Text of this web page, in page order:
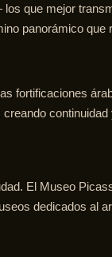
que mejor
panorámico que
fortificaciones
continuidad
El Museo
dedicados al